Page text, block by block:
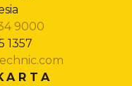
9000
1357